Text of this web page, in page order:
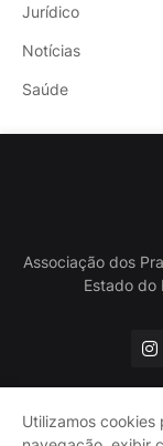
Jurídico
Notícias
Saúde
Associação dos
Estado do
Utilizamos cookies